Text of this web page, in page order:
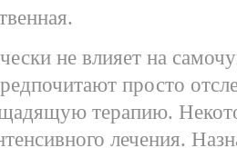
не влияет на
просто
терапию.
лечения.